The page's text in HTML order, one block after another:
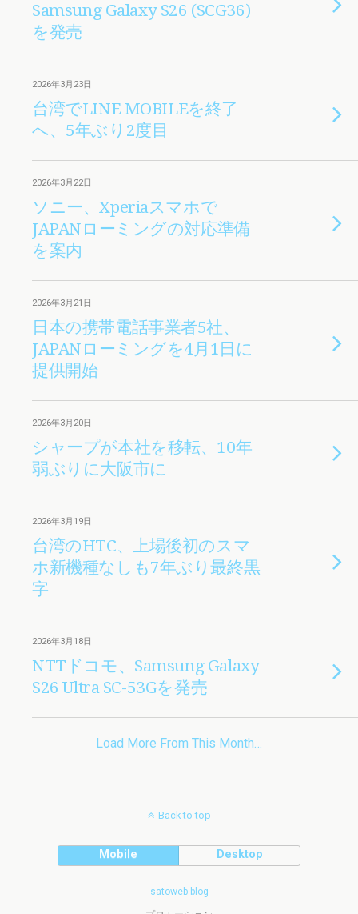
Samsung Galaxy S26 (SCG36)
を発売
2026年3月23日
台湾でLINE MOBILEを終了
へ、5年ぶり2度目
2026年3月22日
ソニー、Xperiaスマホで
JAPANローミングの対応準備
を案内
2026年3月21日
日本の携帯電話事業者5社、
JAPANローミングを4月1日に
提供開始
2026年3月20日
シャープが本社を移転、10年
弱ぶりに大阪市に
2026年3月19日
台湾のHTC、上場後初のスマ
ホ新機種なしも7年ぶり最終黒
字
2026年3月18日
NTTドコモ、Samsung Galaxy
S26 Ultra SC-53Gを発売
Load More From This Month…
Back to top
Mobile Desktop
satoweb-blog